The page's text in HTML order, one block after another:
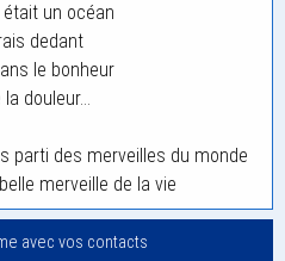
était un océan
dedant
le bonheur
la douleur…
parti des merveilles du monde
merveille de la vie
avec vos contacts